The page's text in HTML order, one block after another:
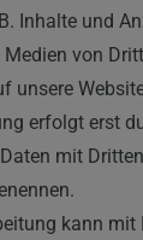
100
handel.de
09:00 -
Inhalte und
Medien von
unsere
erfolgt erst
mit
kann